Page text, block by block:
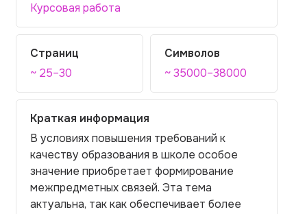
Курсовая работа
Страниц
~ 25–30
Символов
~ 35000–38000
Краткая информация
В условиях повышения требований к
качеству образования в школе особое
значение приобретает формирование
межпредметных связей. Эта тема
актуальна, так как обеспечивает более